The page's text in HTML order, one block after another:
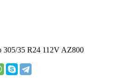
35 R24 112V AZ800